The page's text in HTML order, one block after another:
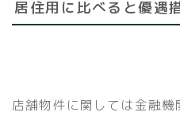
居住用に比べると優遇
店舗物件に関しては金融